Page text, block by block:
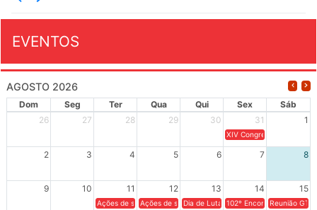
EVENTOS
AGOSTO 2026
Dom Seg Ter Qua Qui Sex
Sáb
26
27 28 29 30 31 1
XIV Congresso Brasileiro
2 3 4 5 6 7 8
9 10 11 12 13 14 15
Ações de solidariedade a Cuba no Rio Grande do Sul - 100
Ações de solidariedade a Cuba no Rio Grande do
Dia de Luta em Defesa de Cuba e da
102º Encontro da
Reunião